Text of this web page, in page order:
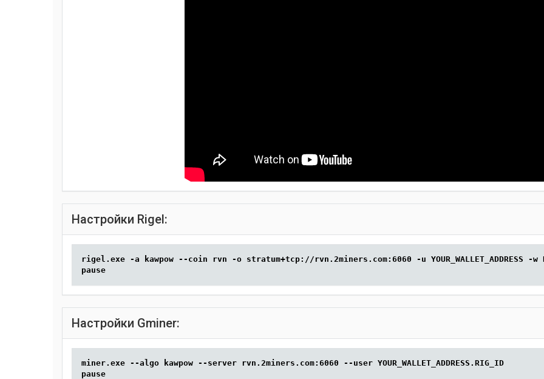
Настройки Rigel:
rigel.exe -a kawpow --coin rvn -o stratum+tcp://rvn.2miners.com:6060 -u YOUR_WALLET_ADDRESS -w
pause
Настройки Gminer:
miner.exe --algo kawpow --server rvn.2miners.com:6060 --user YOUR_WALLET_ADDRESS.RIG_ID
pause